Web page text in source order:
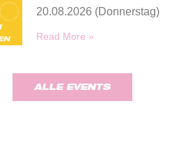
20.08.2026 (Donnerstag)
Read More »
ALLE EVENTS